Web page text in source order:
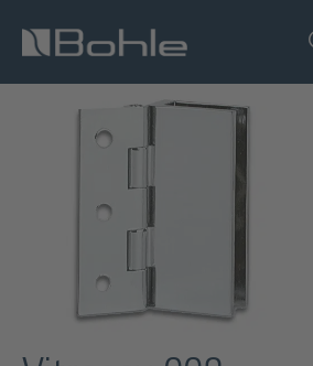
Afbeeldingengalerij overslaan